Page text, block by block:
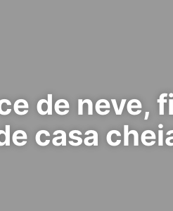
de neve,
casa